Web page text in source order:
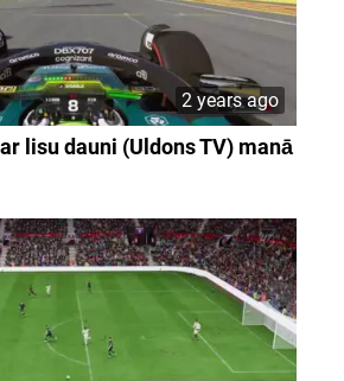
2 years ago
lisu dauni (Uldons TV) manā